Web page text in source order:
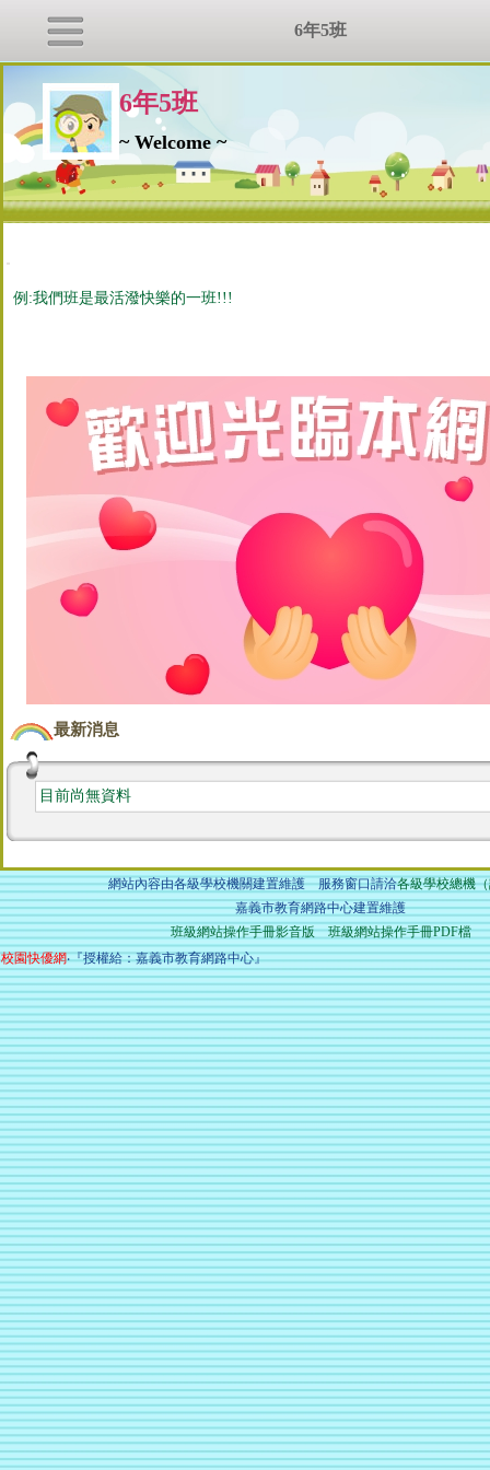
6年5班
~ Welcome ~
:::
例:我們班是最活潑快樂的一班!!!
最新消息
目前尚無資料
網站內容由各級學校機關建置維護 服務窗口請洽各級學校總機
嘉義市教育網路中心建置維護
班級網站操作手冊影音版
班級網站操作手冊PDF檔
校園快優網‧『授權給：嘉義市教育網路中心』
6年5班